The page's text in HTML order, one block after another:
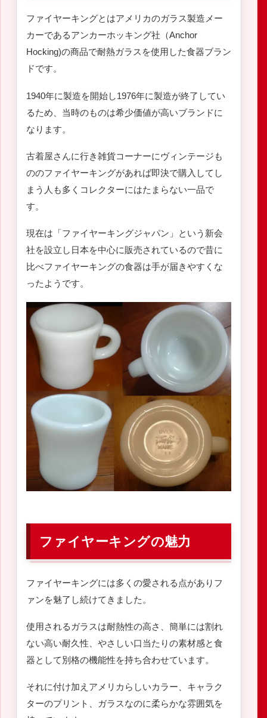
ファイヤーキングとはアメリカのガラス製造メー
カーであるアンカーホッキング社（Anchor
Hocking)の商品で耐熱ガラスを使用した食器ブラン
ドです。
1940年に製造を開始し1976年に製造が終了してい
るため、当時のものは希少価値が高いブランドに
なります。
古着屋さんに行き雑貨コーナーにヴィンテージも
ののファイヤーキングがあれば即決で購入してし
まう人も多くコレクターにはたまらない一品で
す。
現在は「ファイヤーキングジャパン」という新会
社を設立し日本を中心に販売されているので昔に
比べファイヤーキングの食器は手が届きやすくな
ったようです。
ファイヤーキングの魅力
ファイヤーキングには多くの愛される点がありフ
ァンを魅了し続けてきました。
使用されるガラスは耐熱性の高さ、簡単には割れ
ない高い耐久性、やさしい口当たりの素材感と食
器として別格の機能性を持ち合わせています。
それに付け加えアメリカらしいカラー、キャラク
ターのプリント、ガラスなのに柔らかな雰囲気を